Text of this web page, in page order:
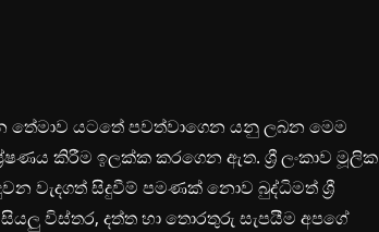
තේමාව යටතේ පවත්වාගෙන යනු ලබන මෙම
කිරීම ඉලක්ක කරගෙන ඇත. ශ්‍රී ලංකාව මූලික
වැදගත් සිදුවීම් පමණක් නොව බුද්ධිමත් ශ්‍රී
විස්තර, දත්ත හා තොරතුරු සැපයීම අපගේ